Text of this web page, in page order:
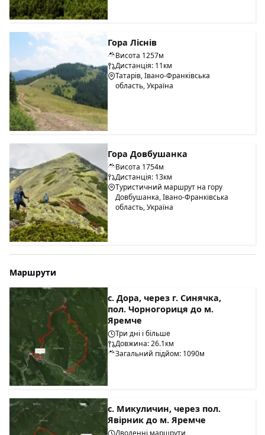
Гора Ліснів
Висота 1257м
Дистанція: 11км
Татарів, Івано-Франківська
область, Україна
Гора Довбушанка
Висота 1754м
Дистанція: 13км
Туристичний маршрут на гору
Довбушанка, Івано-Франківська
область, Україна
Маршрути
с. Дора, через г. Синячка,
пол. Чорногориця до м.
Яремче
Три дні і більше
Довжина: 26.1км
Загальний підйом: 1090м
с. Микуличин, через пол.
Явірник до м. Яремче